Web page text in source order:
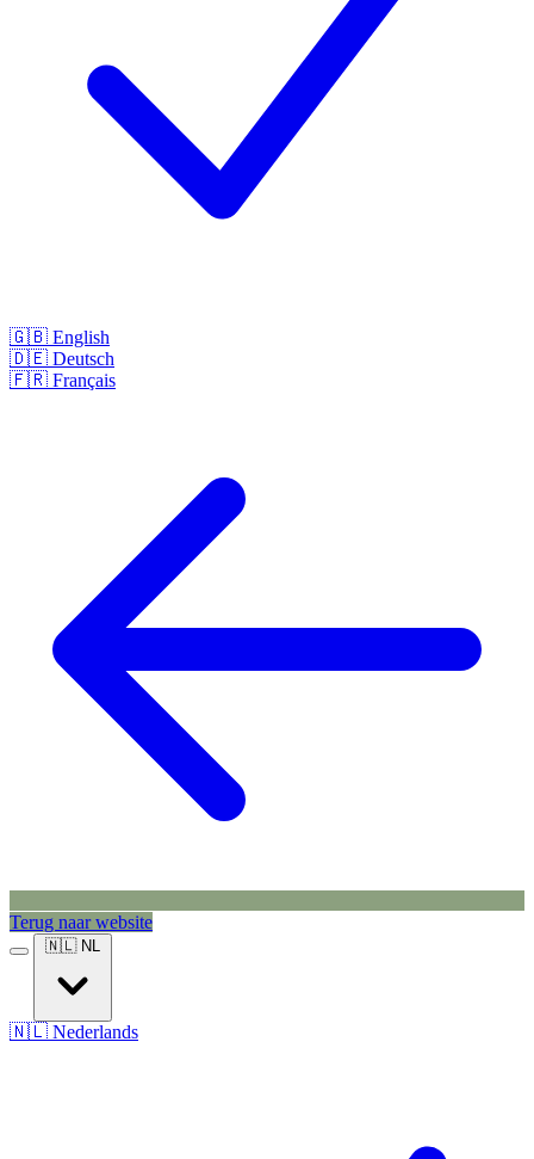
🇬🇧 English
🇩🇪 Deutsch
🇫🇷 Français
Terug naar website
🇳🇱 NL
🇳🇱 Nederlands